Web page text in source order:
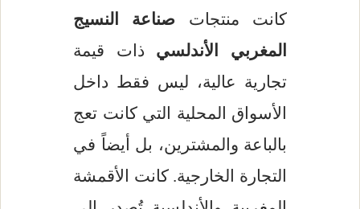
كانت منتجاتصناعة النسيج
المغربي الأندلسيذات قيمة
تجارية عالية، ليس فقط داخل
الأسواق المحلية التي كانت تعج
بالباعة والمشترين، بل أيضاً في
التجارة الخارجية. كانت الأقمشة